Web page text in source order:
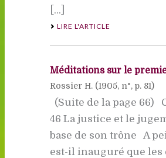
[...]
LIRE L'ARTICLE
Méditations sur le
Rossier H. (1905, n°, p. 81)
(Suite de la page 66)
46 La justice et le
base de son trône A
est-il inauguré que les